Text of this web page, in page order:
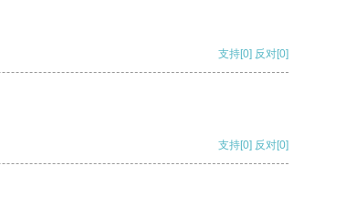
支持[0] 反对[0]
支持[0] 反对[0]